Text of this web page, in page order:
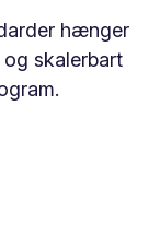
hænger
skalerbart